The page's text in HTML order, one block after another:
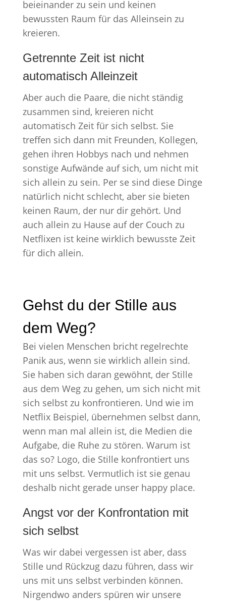
beieinander zu sein und keinen
bewussten Raum für das Alleinsein zu
kreieren.
Getrennte Zeit ist nicht
automatisch Alleinzeit
Aber auch die Paare, die nicht ständig
zusammen sind, kreieren nicht
automatisch Zeit für sich selbst. Sie
treffen sich dann mit Freunden, Kollegen,
gehen ihren Hobbys nach und nehmen
sonstige Aufwände auf sich, um nicht mit
sich allein zu sein. Per se sind diese Dinge
natürlich nicht schlecht, aber sie bieten
keinen Raum, der nur dir gehört. Und
auch allein zu Hause auf der Couch zu
Netflixen ist keine wirklich bewusste Zeit
für dich allein.
Gehst du der Stille aus
dem Weg?
Bei vielen Menschen bricht regelrechte
Panik aus, wenn sie wirklich allein sind.
Sie haben sich daran gewöhnt, der Stille
aus dem Weg zu gehen, um sich nicht mit
sich selbst zu konfrontieren. Und wie im
Netflix Beispiel, übernehmen selbst dann,
wenn man mal allein ist, die Medien die
Aufgabe, die Ruhe zu stören. Warum ist
das so? Logo, die Stille konfrontiert uns
mit uns selbst. Vermutlich ist sie genau
deshalb nicht gerade unser happy place.
Angst vor der Konfrontation mit
sich selbst
Was wir dabei vergessen ist aber, dass
Stille und Rückzug dazu führen, dass wir
uns mit uns selbst verbinden können.
Nirgendwo anders spüren wir unsere